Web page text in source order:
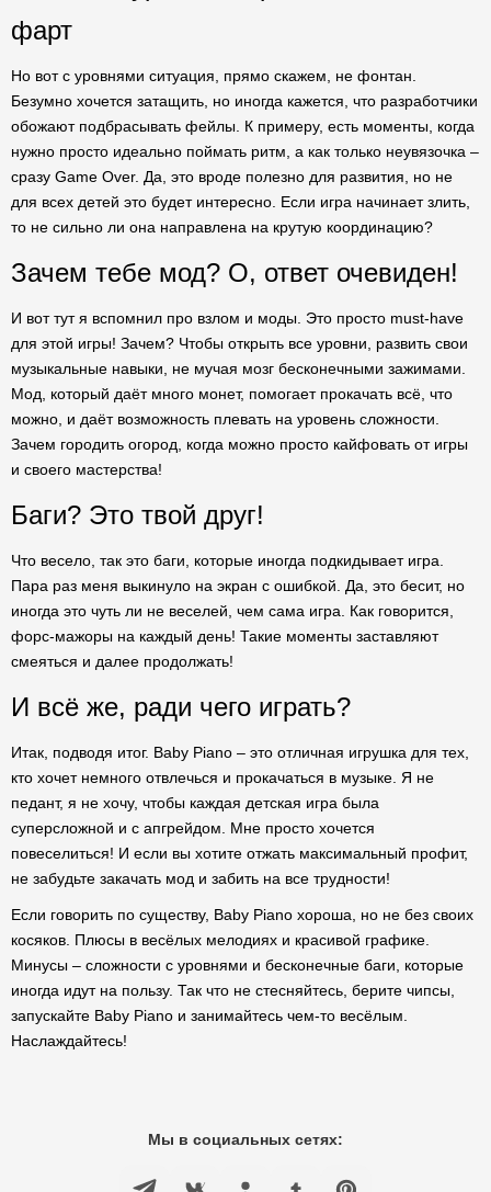
фарт
Но вот с уровнями ситуация, прямо скажем, не фонтан.
Безумно хочется затащить, но иногда кажется, что разработчики
обожают подбрасывать фейлы. К примеру, есть моменты, когда
нужно просто идеально поймать ритм, а как только неувязочка –
сразу Game Over. Да, это вроде полезно для развития, но не
для всех детей это будет интересно. Если игра начинает злить,
то не сильно ли она направлена на крутую координацию?
Зачем тебе мод? О, ответ очевиден!
И вот тут я вспомнил про взлом и моды. Это просто must-have
для этой игры! Зачем? Чтобы открыть все уровни, развить свои
музыкальные навыки, не мучая мозг бесконечными зажимами.
Мод, который даёт много монет, помогает прокачать всё, что
можно, и даёт возможность плевать на уровень сложности.
Зачем городить огород, когда можно просто кайфовать от игры
и своего мастерства!
Баги? Это твой друг!
Что весело, так это баги, которые иногда подкидывает игра.
Пара раз меня выкинуло на экран с ошибкой. Да, это бесит, но
иногда это чуть ли не веселей, чем сама игра. Как говорится,
форс-мажоры на каждый день! Такие моменты заставляют
смеяться и далее продолжать!
И всё же, ради чего играть?
Итак, подводя итог. Baby Piano – это отличная игрушка для тех,
кто хочет немного отвлечься и прокачаться в музыке. Я не
педант, я не хочу, чтобы каждая детская игра была
суперсложной и с апгрейдом. Мне просто хочется
повеселиться! И если вы хотите отжать максимальный профит,
не забудьте закачать мод и забить на все трудности!
Если говорить по существу, Baby Piano хороша, но не без своих
косяков. Плюсы в весёлых мелодиях и красивой графике.
Минусы – сложности с уровнями и бесконечные баги, которые
иногда идут на пользу. Так что не стесняйтесь, берите чипсы,
запускайте Baby Piano и занимайтесь чем-то весёлым.
Наслаждайтесь!
Мы в социальных сетях: